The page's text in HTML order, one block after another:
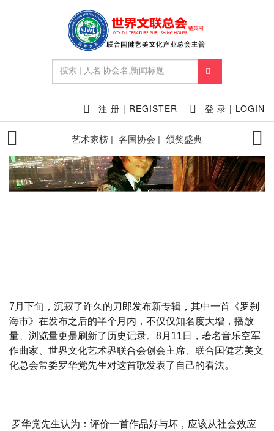
注 册 | REGISTER 登 录 | LOGIN
艺术家榜 | 各国协会 | 颁奖盛典
空军作曲家罗华党先生论《罗刹海
2023-08-11 15:59:57 点赞量:27538
460936
7月下旬，沉寂了许久的刀郎发布新专辑，其中一首《罗刹
海市》在发布之后的半个月内，不仅仅知名度大增，播放
量、浏览量更是刷新了历史记录。8月11日，著名音乐空军
作曲家、世界文化艺术界联合会创会主席、联合国健艺美文
化总会常委罗华党先生对这首歌发表了自己的看法。
罗华党先生认为：评价一首作品好与坏，应该从社会效应